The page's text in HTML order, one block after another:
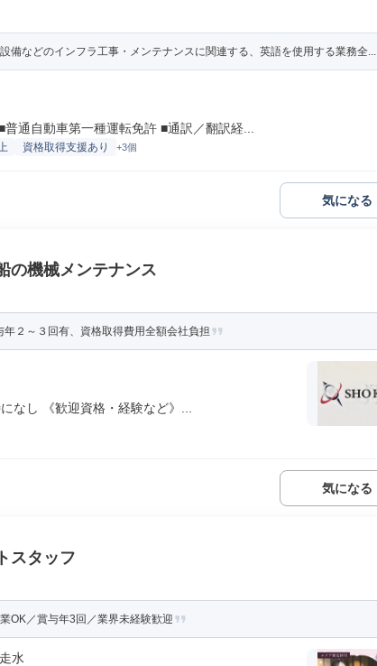
備などのインフラ工事・メンテナンスに関連する、英語を使用する業務全...
通自動車第一種運転免許 ■通訳／翻訳経...
資格取得支援あり +3個
気になる
の機械メンテナンス
２～３回有、資格取得費用全額会社負担
なし 《歓迎資格・経験など》...
気になる
スタッフ
OK／賞与年3回／業界未経験歓迎
水